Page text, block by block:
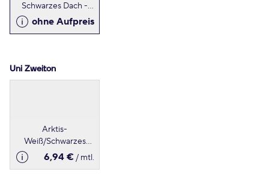
Schwarzes Dach -
Metallic
ohne Aufpreis
Uni Zweiton
Arktis-
Weiß/Schwarzes
Dach - Metallic
6,94 €/ mtl.